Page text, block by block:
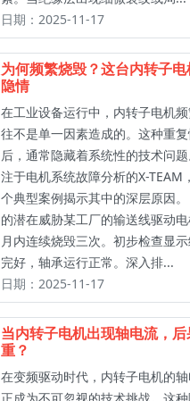
日期：2025-11-17
为何频繁烧毁？这台内转子
隐情
在工业设备运行中，内转子电机
往不是单一因素造成的。这种重
后，通常隐藏着系统性的技术问
注于电机系统故障分析的X-TEAM
个典型案例揭示其中的深层原因
的潜在威胁某工厂的输送线驱动
月内连续烧毁三次。初步检查显
完好，轴承运行正常。深入排...
日期：2025-11-17
当内转子电机出现轴电流，
重？
在变频驱动时代，内转子电机的